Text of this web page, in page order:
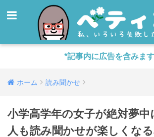
*記事内に広告を含みま
ホーム 読み聞かせ
小学高学年の女子が絶対夢
人も読み聞かせが楽しくな